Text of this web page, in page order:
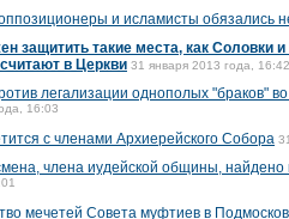
и исламисты обязались
защитить такие места, как Соловки
в Церкви 31 января 2013 года, 16:42
легализации однополых "браков"
16:03
с членами Архиерейского Собора
члена иудейской общины,
мечетей Совета муфтиев в